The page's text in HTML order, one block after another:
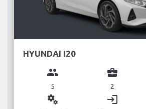
HYUNDAI I20
group
5
business_center
2
miscellaneous_services login